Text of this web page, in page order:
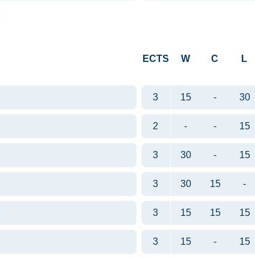
ECTS W C L
3 15 - 30
2 - - 15
3 30 - 15
3 30 15 -
3 15 15 15
3 15 - 15